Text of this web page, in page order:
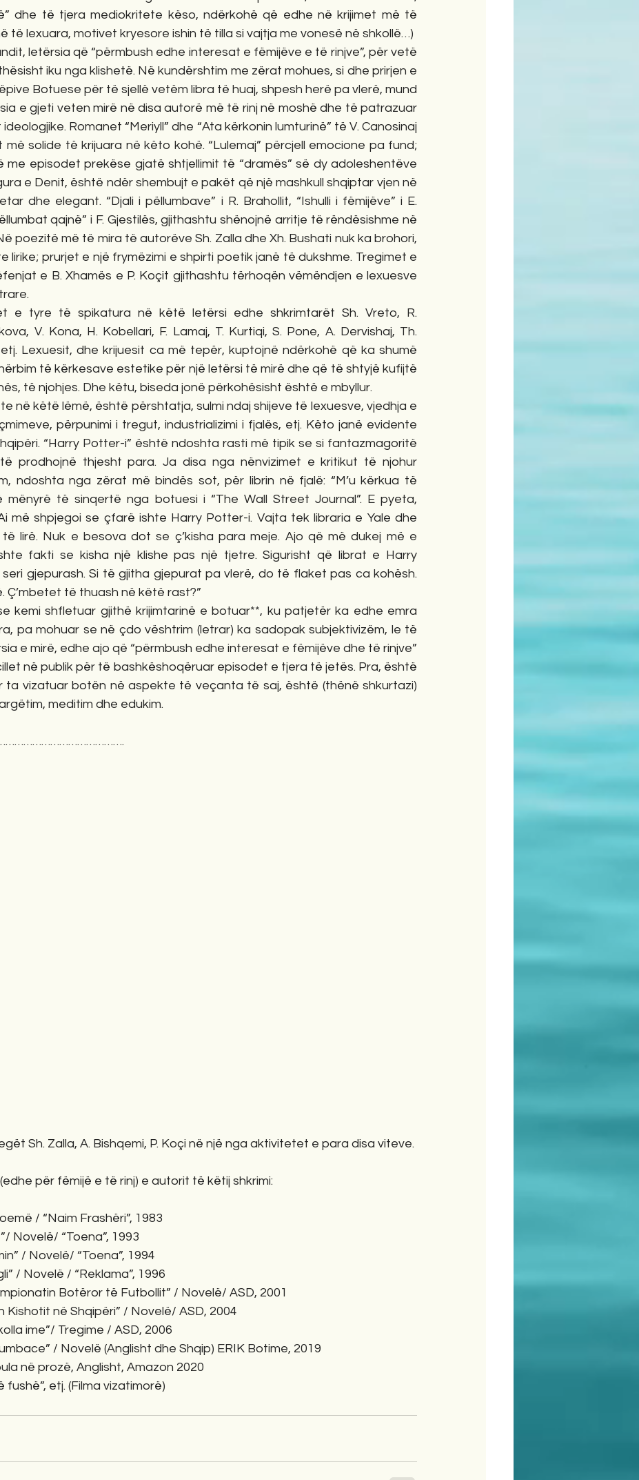
dhe të tjera mediokritete këso, ndërkohë që edhe në krijimet më të
të lexuara, motivet kryesore ishin të tilla si vajtja me vonesë në shkollë…)
letërsia që “përmbush edhe interesat e fëmijëve e të rinjve”, për vetë
iku nga klishetë. Në kundërshtim me zërat mohues, si dhe prirjen e
Botuese për të sjellë vetëm libra të huaj, shpesh herë pa vlerë, mund
e gjeti veten mirë në disa autorë më të rinj në moshë dhe të patrazuar
Romanet “Meriyll” dhe “Ata kërkonin lumturinë” të V. Canosinaj
solide të krijuara në këto kohë. “Lulemaj” përcjell emocione pa fund;
me episodet prekëse gjatë shtjellimit të “dramës” së dy adoleshentëve
e Denit, është ndër shembujt e pakët që një mashkull shqiptar vjen në
dhe elegant. “Djali i pëllumbave” i R. Brahollit, “Ishulli i fëmijëve” i E.
qajnë” i F. Gjestilës, gjithashtu shënojnë arritje të rëndësishme në
poezitë më të mira të autorëve Sh. Zalla dhe Xh. Bushati nuk ka brohori,
lirike; prurjet e një frymëzimi e shpirti poetik janë të dukshme. Tregimet e
e B. Xhamës e P. Koçit gjithashtu tërhoqën vëmëndjen e lexuesve
e tyre të spikatura në këtë letërsi edhe shkrimtarët Sh. Vreto, R.
V. Kona, H. Kobellari, F. Lamaj, T. Kurtiqi, S. Pone, A. Dervishaj, Th.
Lexuesit, dhe krijuesit ca më tepër, kuptojnë ndërkohë që ka shumë
të kërkesave estetike për një letërsi të mirë dhe që të shtyjë kufijtë
të njohjes. Dhe këtu, biseda jonë përkohësisht është e mbyllur.
në këtë lëmë, është përshtatja, sulmi ndaj shijeve të lexuesve, vjedhja e
përpunimi i tregut, industrializimi i fjalës, etj. Këto janë evidente
“Harry Potter-i” është ndoshta rasti më tipik se si fantazmagoritë
prodhojnë thjesht para. Ja disa nga nënvizimet e kritikut të njohur
ndoshta nga zërat më bindës sot, për librin në fjalë: “M’u kërkua të
mënyrë të sinqertë nga botuesi i “The Wall Street Journal”. E pyeta,
më shpjegoi se çfarë ishte Harry Potter-i. Vajta tek libraria e Yale dhe
lirë. Nuk e besova dot se ç’kisha para meje. Ajo që më dukej më e
fakti se kisha një klishe pas një tjetre. Sigurisht që librat e Harry
gjepurash. Si të gjitha gjepurat pa vlerë, do të flaket pas ca kohësh.
Ç’mbetet të thuash në këtë rast?”
kemi shfletuar gjithë krijimtarinë e botuar**, ku patjetër ka edhe emra
pa mohuar se në çdo vështrim (letrar) ka sadopak subjektivizëm, le të
e mirë, edhe ajo që “përmbush edhe interesat e fëmijëve dhe të rinjve”
në publik për të bashkëshoqëruar episodet e tjera të jetës. Pra, është
ta vizatuar botën në aspekte të veçanta të saj, është (thënë shkurtazi)
meditim dhe edukim.
Sh. Zalla, A. Bishqemi, P. Koçi në një nga aktivitetet e para disa viteve.
për fëmijë e të rinj) e autorit të këtij shkrimi:
/ “Naim Frashëri”, 1983
Novelë/ “Toena”, 1993
/ Novelë/ “Toena”, 1994
/ Novelë / “Reklama”, 1996
Botëror të Futbollit” / Novelë/ ASD, 2001
Kishotit në Shqipëri” / Novelë/ ASD, 2004
ime”/ Tregime / ASD, 2006
/ Novelë (Anglisht dhe Shqip) ERIK Botime, 2019
në prozë, Anglisht, Amazon 2020
fushë”, etj. (Filma vizatimorë)